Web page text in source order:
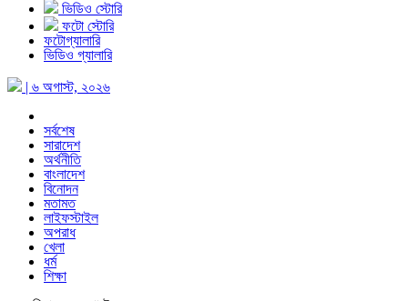
ভিডিও স্টোরি
ফটো স্টোরি
ফটোগ্যালারি
ভিডিও গ্যালারি
| ৬ অগাস্ট, ২০২৬
সর্বশেষ
সারাদেশ
অর্থনীতি
বাংলাদেশ
বিনোদন
মতামত
লাইফস্টাইল
অপরাধ
খেলা
ধর্ম
শিক্ষা